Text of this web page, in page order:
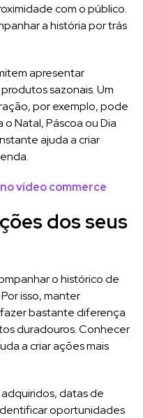
com o público.
a história por trás
apresentar
sazonais. Um
por exemplo, pode
Natal, Páscoa ou Dia
ajuda a criar
vídeo commerce
dos seus
o histórico de
isso, manter
bastante diferença
duradouros. Conhecer
a criar ações mais
datas de
oportunidades